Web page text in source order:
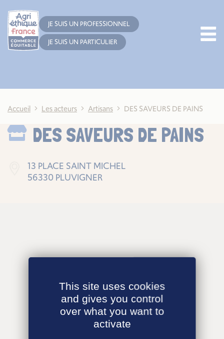
JE SUIS UN PROFESSIONNEL
JE SUIS UN PARTICULIER
Accueil Les acteurs Artisans DES SAVEURS DE PAINS
DES SAVEURS DE PAINS
13 PLACE SAINT MICHEL
56330 PLUVIGNER
This site uses cookies
and gives you control
over what you want to
activate